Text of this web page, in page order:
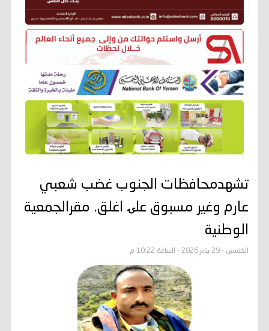
تشهدمحافظات الجنوب غضب شعبي
عارم وغير مسبوق علۍ اغلق. مقرالجمعية
الوطنية
الخميس - 29 يناير 2026 - الساعة 10:22 م